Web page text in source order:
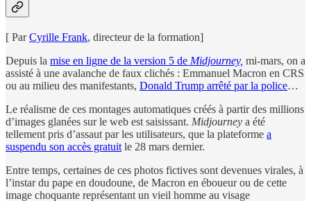
[ ParCyrille Frank, directeur de la formation]
Depuis la mise en ligne de la version 5 de Midjourney, mi-mars, on a
assisté à une avalanche de faux clichés : Emmanuel Macron en CRS
ou au milieu des manifestants, Donald Trump arrêté par la police…
Le réalisme de ces montages automatiques créés à partir des millions
d’images glanées sur le web est saisissant. Midjourney a été
tellement pris d’assaut par les utilisateurs, que la plateforme a
suspendu son accès gratuit le 28 mars dernier.
Entre temps, certaines de ces photos fictives sont devenues virales, à
l’instar du pape en doudoune, de Macron en éboueur ou de cette
image choquante représentant un vieil homme au visage